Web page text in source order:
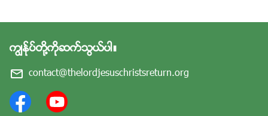
ကြၽန္ုပ္တို႔ကိုဆက္သြယ္ပါ။
contact@thelordjesuschristsreturn.org